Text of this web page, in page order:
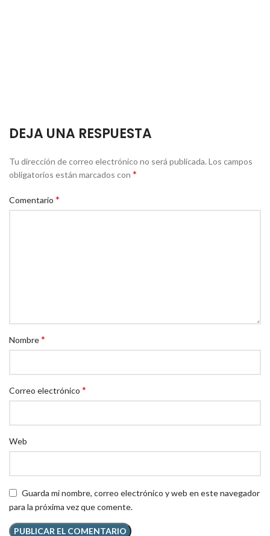
DEJA UNA RESPUESTA
Tu dirección de correo electrónico no será publicada. Los campos
obligatorios están marcados con *
Comentario *
Nombre*
Correo electrónico *
Web
Guarda mi nombre, correo electrónico y web en este navegador
para la próxima vez que comente.